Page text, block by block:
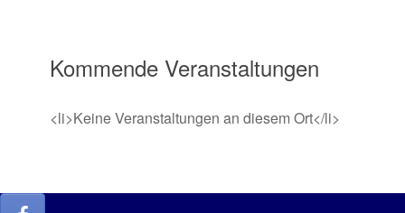
Kommende Veranstaltungen
<li>Keine Veranstaltungen an diesem Ort</li>